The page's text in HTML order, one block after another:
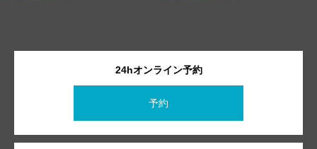
24hオンライン予約
予約